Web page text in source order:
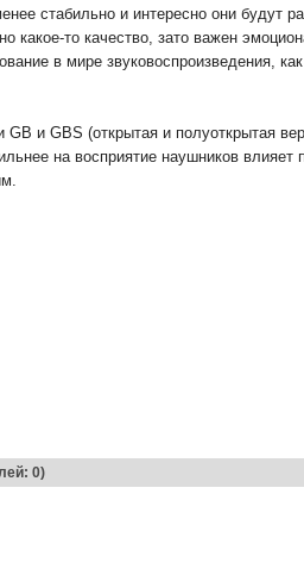
стабильно и интересно они будут
какое-то качество, зато важен
в мире звуковоспроизведения,
и GBS (открытая и полуоткрытая
на восприятие наушников влияет
0)